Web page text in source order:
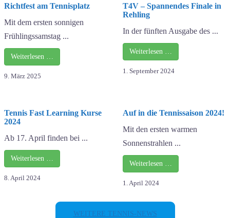
Richtfest am Tennisplatz
Mit dem ersten sonnigen
Frühlingssamstag ...
Weiterlesen …
9. März 2025
T4V – Spannendes Finale in
Rehling
In der fünften Ausgabe des ...
Weiterlesen …
1. September 2024
Tennis Fast Learning Kurse
2024
Ab 17. April finden bei ...
Weiterlesen …
8. April 2024
Auf in die Tennissaison 2024!
Mit den ersten warmen
Sonnenstrahlen ...
Weiterlesen …
1. April 2024
WEITERE TENNIS-NEWS